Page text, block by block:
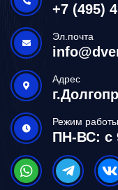
+7 (495)
Эл.почта
Адрес
Режим работы
ПН-ВС: с